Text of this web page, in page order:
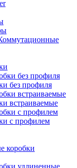
без профиля
встраиваемые
с профилем
коробки